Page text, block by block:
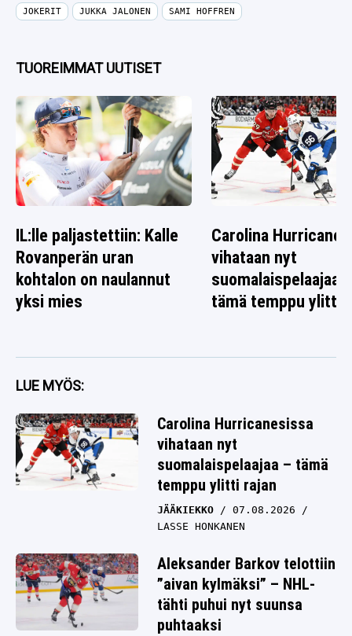
JOKERIT JUKKA JALONEN SAMI HOFFREN
TUOREIMMAT UUTISET
IL:lle paljastettiin: Kalle
Rovanperän uran
kohtalon on naulannut
yksi mies
Carolina
vihataan nyt
suomalaispelaajaa
tämä temppu ylitti
LUE MYÖS:
Carolina Hurricanesissa
vihataan nyt
suomalaispelaajaa – tämä
temppu ylitti rajan
JÄÄKIEKKO
07.08.2026
LASSE HONKANEN
Aleksander Barkov telottiin
”aivan kylmäksi” – NHL-
tähti puhui nyt suunsa
puhtaaksi